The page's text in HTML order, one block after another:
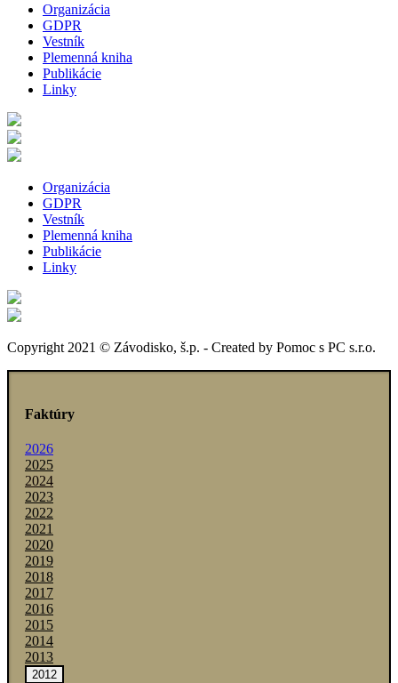
Organizácia
GDPR
Vestník
Plemenná kniha
Publikácie
Linky
Organizácia
GDPR
Vestník
Plemenná kniha
Publikácie
Linky
Copyright 2021 © Závodisko, š.p. - Created by Pomoc s PC s.r.o.
Faktúry
2026
2025
2024
2023
2022
2021
2020
2019
2018
2017
2016
2015
2014
2013
2012